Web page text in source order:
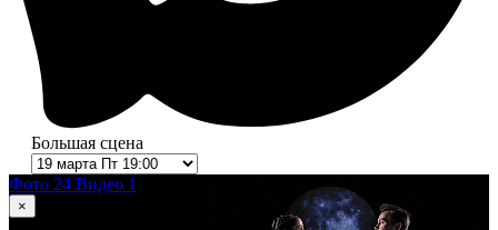
Большая сцена
Фото 24 Видео 1
×